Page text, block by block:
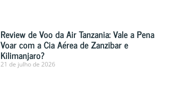
Review de Voo da Air Tanzania: Vale a Pena
Voar com a Cia Aérea de Zanzibar e
Kilimanjaro?
21 de julho de 2026